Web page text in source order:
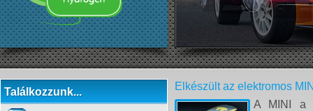
Találkozzunk...
Elkészült az elektromos
A MINI a